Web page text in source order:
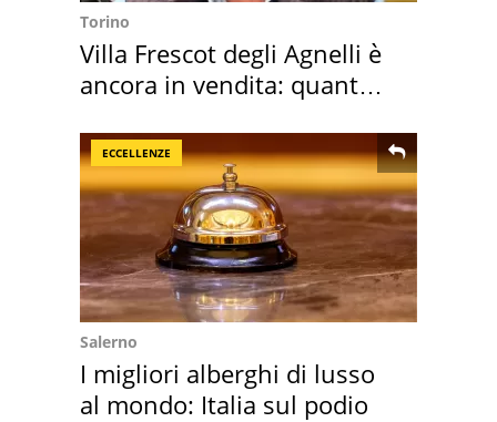
Torino
Villa Frescot degli Agnelli è
ancora in vendita: quanto
ECCELLENZE
Salerno
I migliori alberghi di lusso
al mondo: Italia sul podio